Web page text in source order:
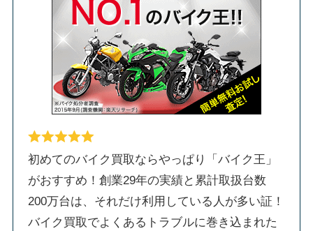
初めてのバイク買取ならやっぱり「バイク王」
がおすすめ！創業29年の実績と累計取扱台数
200万台は、それだけ利用している人が多い証！
バイク買取でよくあるトラブルに巻き込まれた